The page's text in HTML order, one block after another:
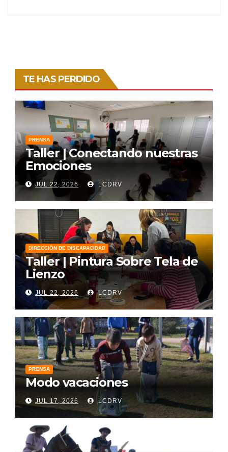
TE HAS PERDIDO
PRENSA
Taller | Conectando nuestras
Emociones
JUL 22, 2026 LCDRV
DIRECCIÓN DE DISCAPACIDAD
Taller | Pintura Sobre Tela de
Lienzo
JUL 22, 2026 LCDRV
PRENSA
Modo vacaciones
JUL 17, 2026 LCDRV